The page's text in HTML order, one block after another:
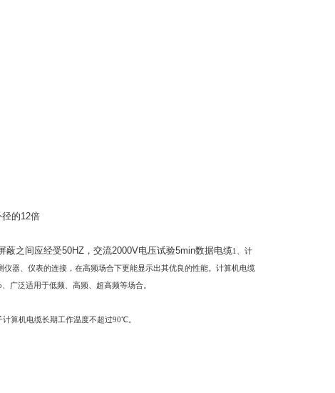
的12倍
蔽之间应经受50HZ ，交流2000V电压试验5min数据电缆1
、计
器、仪表的连接，在高频场合下更能显示出其优良的性能。计算机电缆
、广泛适用于低频、高频、超高频等场合。
计算机电缆长期工作温度不超过90℃